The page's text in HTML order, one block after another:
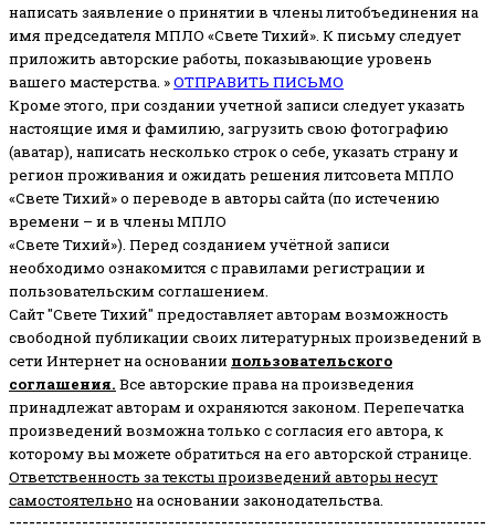
написать заявление о принятии в члены литобъединения на
имя председателя МПЛО «Свете Тихий». К письму следует
приложить авторские работы, показывающие уровень
вашего мастерства. »ОТПРАВИТЬ ПИСЬМО
Кроме этого, при создании учетной записи следует указать
настоящие имя и фамилию, загрузить свою фотографию
(аватар), написать несколько строк о себе, указать страну и
регион проживания и ожидать решения литсовета МПЛО
«Свете Тихий» о переводе в авторы сайта (по истечению
времени – и в члены МПЛО
«Свете Тихий»). Перед созданием учётной записи
необходимо ознакомится с правилами регистрации и
пользовательским соглашением.
Сайт "Свете Тихий" предоставляет авторам возможность
свободной публикации своих литературных произведений в
сети Интернет на основании пользовательского
соглашения. Все авторские права на произведения
принадлежат авторам и охраняются законом. Перепечатка
произведений возможна только с согласия его автора, к
которому вы можете обратиться на его авторской странице.
Ответственность за тексты произведений авторы несут
самостоятельно на основании законодательства.
------------------------------------------------------------------------